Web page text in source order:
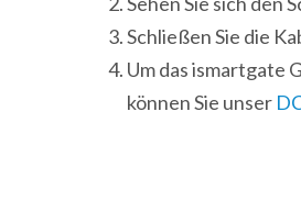
Schließen Sie die
Um das ismartgate
können Sie unser